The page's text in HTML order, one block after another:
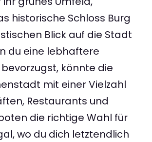
historische Schloss Burg
Blick auf die Stadt
du eine lebhaftere
könnte die
mit einer Vielzahl
Restaurants und
die richtige Wahl für
wo du dich letztendlich